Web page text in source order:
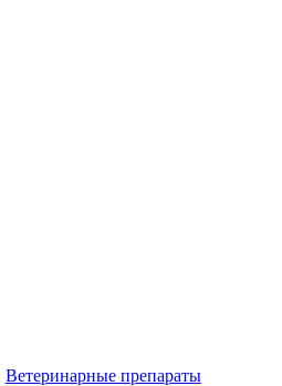
Ветеринарные препараты